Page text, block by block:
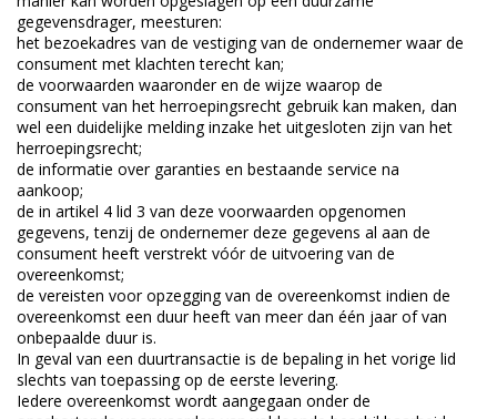
gegevensdrager, meesturen:
het bezoekadres van de vestiging van de ondernemer waar de
consument met klachten terecht kan;
de voorwaarden waaronder en de wijze waarop de
consument van het herroepingsrecht gebruik kan maken, dan
wel een duidelijke melding inzake het uitgesloten zijn van het
herroepingsrecht;
de informatie over garanties en bestaande service na
aankoop;
de in artikel 4 lid 3 van deze voorwaarden opgenomen
gegevens, tenzij de ondernemer deze gegevens al aan de
consument heeft verstrekt vóór de uitvoering van de
overeenkomst;
de vereisten voor opzegging van de overeenkomst indien de
overeenkomst een duur heeft van meer dan één jaar of van
onbepaalde duur is.
In geval van een duurtransactie is de bepaling in het vorige lid
slechts van toepassing op de eerste levering.
Iedere overeenkomst wordt aangegaan onder de